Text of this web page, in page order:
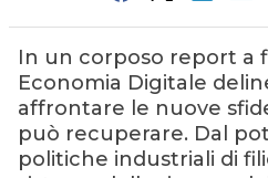
In un corposo report a
Economia Digitale
affrontare le nuove
può recuperare. Dal
politiche industriali di